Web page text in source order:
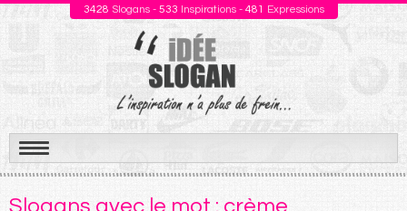
3428 Slogans - 533 Inspirations - 481 Expressions
Aller
au
contenu
Slogans avec le mot : crème